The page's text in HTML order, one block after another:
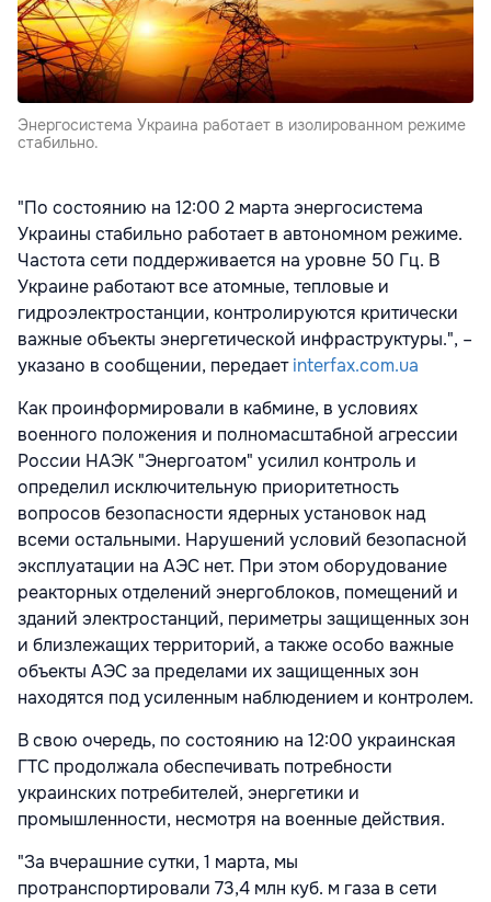
Энергосистема Украина работает в изолированном режиме
стабильно.
"По состоянию на 12:00 2 марта энергосистема
Украины стабильно работает в автономном режиме.
Частота сети поддерживается на уровне 50 Гц. В
Украине работают все атомные, тепловые и
гидроэлектростанции, контролируются критически
важные объекты энергетической инфраструктуры.", –
указано в сообщении, передаетinterfax.com.ua
Как проинформировали в кабмине, в условиях
военного положения и полномасштабной агрессии
России НАЭК "Энергоатом" усилил контроль и
определил исключительную приоритетность
вопросов безопасности ядерных установок над
всеми остальными. Нарушений условий безопасной
эксплуатации на АЭС нет. При этом оборудование
реакторных отделений энергоблоков, помещений и
зданий электростанций, периметры защищенных зон
и близлежащих территорий, а также особо важные
объекты АЭС за пределами их защищенных зон
находятся под усиленным наблюдением и контролем.
В свою очередь, по состоянию на 12:00 украинская
ГТС продолжала обеспечивать потребности
украинских потребителей, энергетики и
промышленности, несмотря на военные действия.
"За вчерашние сутки, 1 марта, мы
протранспортировали 73,4 млн куб. м газа в сети